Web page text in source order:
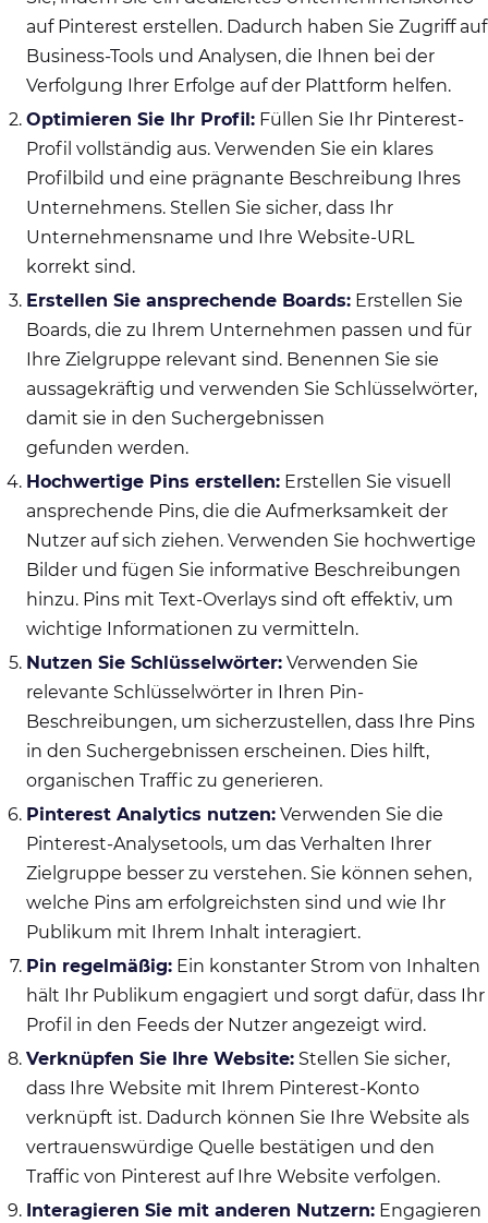
auf Pinterest erstellen. Dadurch haben Sie Zugriff auf
Business-Tools und Analysen, die Ihnen bei der
Verfolgung Ihrer Erfolge auf der Plattform helfen.
Optimieren Sie Ihr Profil: Füllen Sie Ihr Pinterest-
Profil vollständig aus. Verwenden Sie ein klares
Profilbild und eine prägnante Beschreibung Ihres
Unternehmens. Stellen Sie sicher, dass Ihr
Unternehmensname und Ihre Website-URL
korrekt sind.
Erstellen Sie ansprechende Boards: Erstellen Sie
Boards, die zu Ihrem Unternehmen passen und für
Ihre Zielgruppe relevant sind. Benennen Sie sie
aussagekräftig und verwenden Sie Schlüsselwörter,
damit sie in den Suchergebnissen
gefunden werden.
Hochwertige Pins erstellen: Erstellen Sie visuell
ansprechende Pins, die die Aufmerksamkeit der
Nutzer auf sich ziehen. Verwenden Sie hochwertige
Bilder und fügen Sie informative Beschreibungen
hinzu. Pins mit Text-Overlays sind oft effektiv, um
wichtige Informationen zu vermitteln.
Nutzen Sie Schlüsselwörter: Verwenden Sie
relevante Schlüsselwörter in Ihren Pin-
Beschreibungen, um sicherzustellen, dass Ihre Pins
in den Suchergebnissen erscheinen. Dies hilft,
organischen Traffic zu generieren.
Pinterest Analytics nutzen: Verwenden Sie die
Pinterest-Analysetools, um das Verhalten Ihrer
Zielgruppe besser zu verstehen. Sie können sehen,
welche Pins am erfolgreichsten sind und wie Ihr
Publikum mit Ihrem Inhalt interagiert.
Pin regelmäßig: Ein konstanter Strom von Inhalten
hält Ihr Publikum engagiert und sorgt dafür, dass Ihr
Profil in den Feeds der Nutzer angezeigt wird.
Verknüpfen Sie Ihre Website: Stellen Sie sicher,
dass Ihre Website mit Ihrem Pinterest-Konto
verknüpft ist. Dadurch können Sie Ihre Website als
vertrauenswürdige Quelle bestätigen und den
Traffic von Pinterest auf Ihre Website verfolgen.
Interagieren Sie mit anderen Nutzern: Engagieren